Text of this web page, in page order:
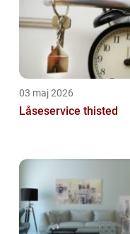
03 maj 2026
Låseservice thisted